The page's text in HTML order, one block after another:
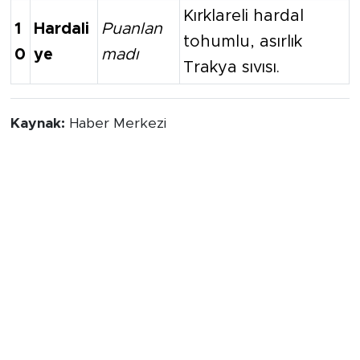
1
0
Hardali
ye
Puanlan
madı
Kırklareli hardal
tohumlu, asırlık
Trakya sıvısı.
Kaynak: Haber Merkezi